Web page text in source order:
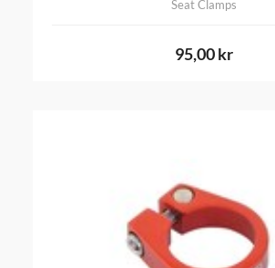
Seat Clamps
95,00 kr